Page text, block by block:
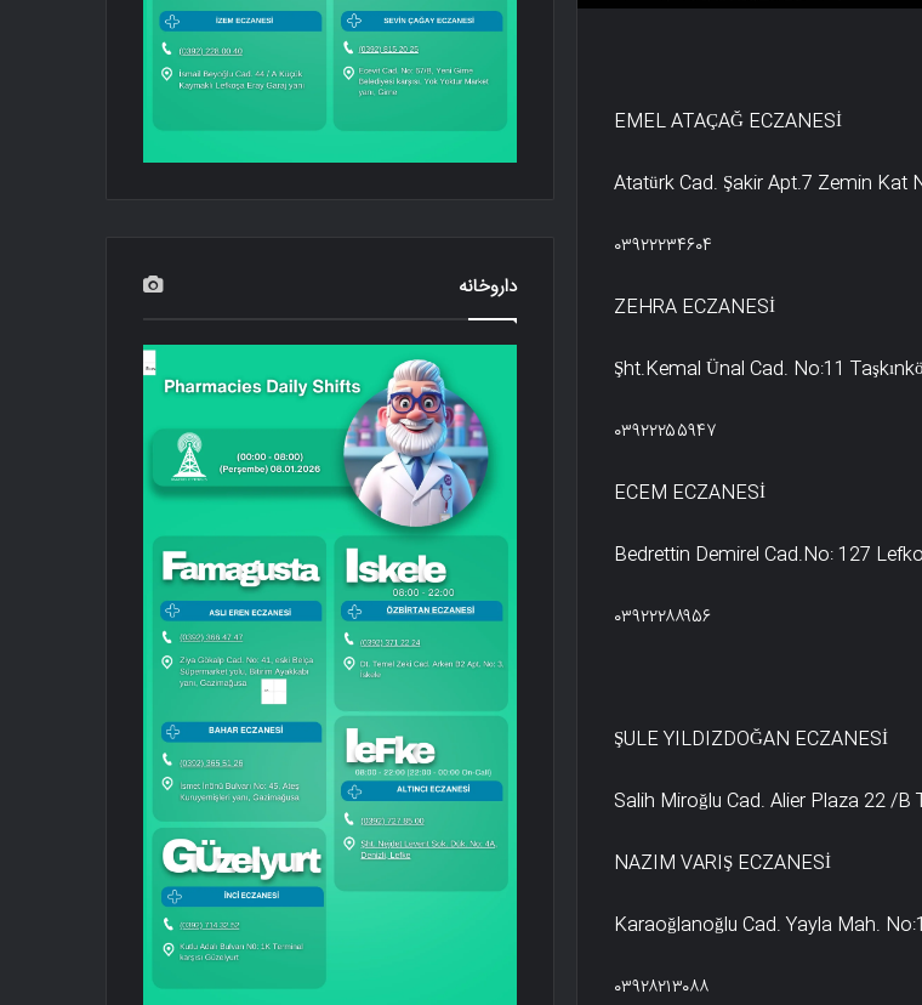
EMEL ATAÇAĞ ECZANESİ
Atatürk Cad. Şakir Apt.7 Zemin Kat
۰۳۹۲۲۲۳۴۶۰۴
ZEHRA ECZANESİ
Şht.Kemal Ünal Cad. No:11
۰۳۹۲۲۲۵۵۹۴۷
ECEM ECZANESİ
Bedrettin Demirel Cad.No: 127
۰۳۹۲۲۲۸۸۹۵۶
ŞULE YILDIZDOĞAN ECZANESİ
Salih Miroğlu Cad. Alier Plaza 22 /B
NAZIM VARIŞ ECZANESİ
Karaoğlanoğlu Cad. Yayla Mah.
۰۳۹۲۸۲۱۳۰۸۸
داروخانه